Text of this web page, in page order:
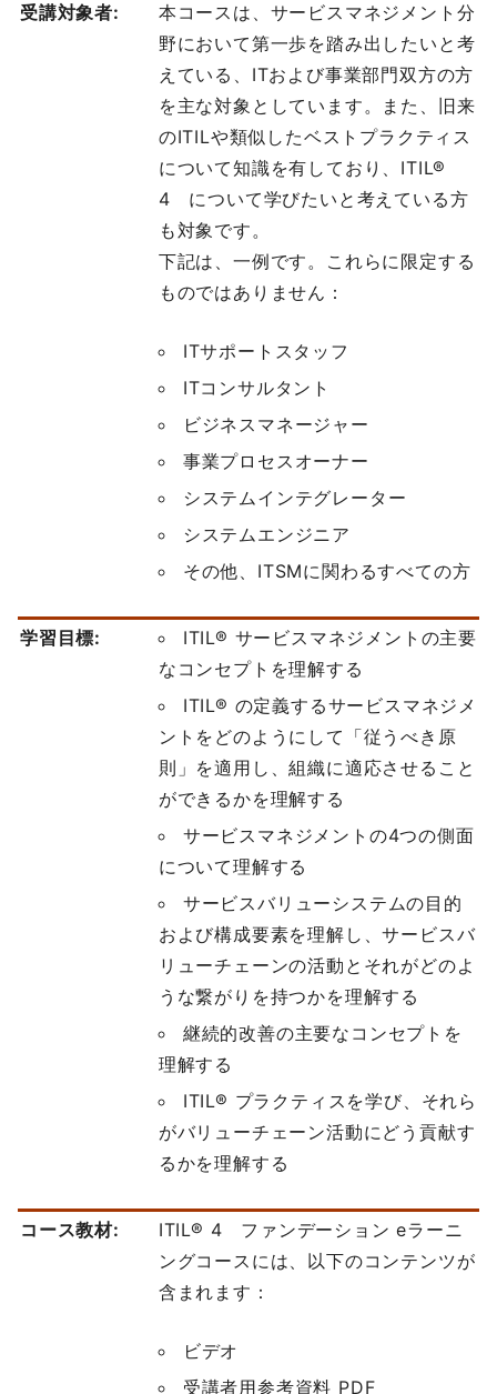
受講対象者:
本コースは、サービスマネジメント分
野において第一歩を踏み出したいと考
えている、ITおよび事業部門双方の方
を主な対象としています。また、旧来
のITILや類似したベストプラクティス
について知識を有しており、ITIL®
4 について学びたいと考えている方
も対象です。
下記は、一例です。これらに限定する
ものではありません：
ITサポートスタッフ
ITコンサルタント
ビジネスマネージャー
事業プロセスオーナー
システムインテグレーター
システムエンジニア
その他、ITSMに関わるすべての方
学習目標:
ITIL® サービスマネジメントの主要
なコンセプトを理解する
ITIL® の定義するサービスマネジメ
ントをどのようにして「従うべき原
則」を適用し、組織に適応させること
ができるかを理解する
サービスマネジメントの4つの側面
について理解する
サービスバリューシステムの目的
および構成要素を理解し、サービスバ
リューチェーンの活動とそれがどのよ
うな繋がりを持つかを理解する
継続的改善の主要なコンセプトを
理解する
ITIL® プラクティスを学び、それら
がバリューチェーン活動にどう貢献す
るかを理解する
コース教材:
ITIL® 4 ファンデーション eラーニ
ングコースには、以下のコンテンツが
含まれます：
ビデオ
受講者用参考資料 PDF